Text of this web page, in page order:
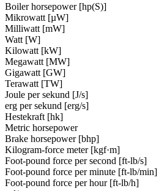
Boiler horsepower [hp(S)]
Mikrowatt [µW]
Milliwatt [mW]
Watt [W]
Kilowatt [kW]
Megawatt [MW]
Gigawatt [GW]
Terawatt [TW]
Joule per sekund [J/s]
erg per sekund [erg/s]
Hestekraft [hk]
Metric horsepower
Brake horsepower [bhp]
Kilogram-force meter [kgf·m]
Foot-pound force per second [ft-lb/s]
Foot-pound force per minute [ft-lb/min]
Foot-pound force per hour [ft-lb/h]